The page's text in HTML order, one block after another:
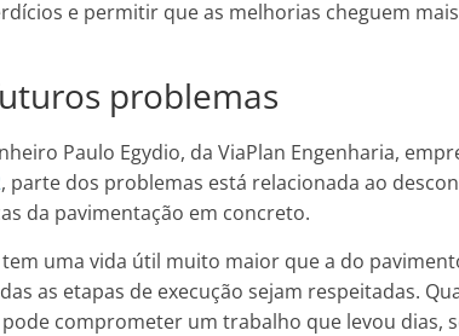
e permitir que as melhorias cheguem
problemas
Paulo Egydio, da ViaPlan Engenharia,
, parte dos problemas está relacionada ao
da pavimentação em concreto.
uma vida útil muito maior que a do
as etapas de execução sejam respeitadas.
comprometer um trabalho que levou dias,